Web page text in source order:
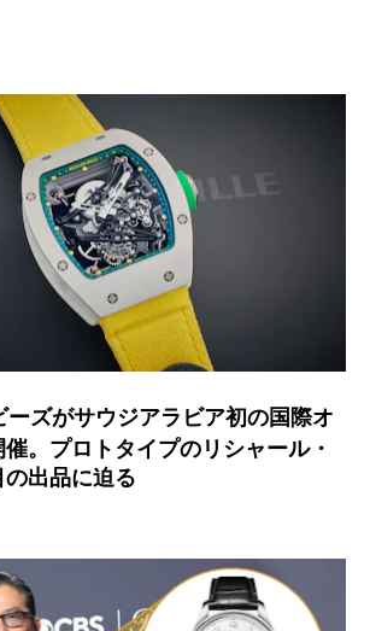
ズがサウジアラビア初の国際オークシ
トタイプのリシャール・ミルを含む注
ーズがサウジアラビア初の国際オ
。プロトタイプのリシャール・
の出品に迫る
年第82回ゴールデングローブ賞の
時計